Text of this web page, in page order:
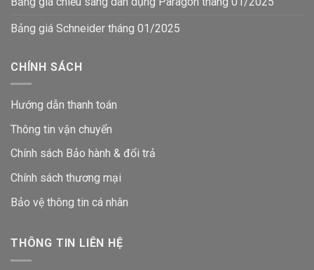
Bảng giá Schneider tháng 01/2025
CHÍNH SÁCH
Hướng dẫn thanh toán
Thông tin vận chuyển
Chính sách Bảo hành & đổi trả
Chính sách thương mại
Bảo vệ thông tin cá nhân
THÔNG TIN LIÊN HỆ